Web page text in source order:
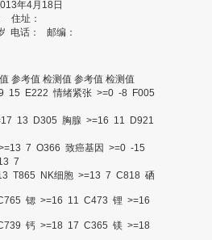
年4月18日
住址：
电话： 邮编：
参考值 检测值 参考值 检测值
15 E222 情绪紧张 >=0 -8 F005
13 D305 胸腺 >=16 11 D921
7 O366 致癌基因 >=0 -15
7
T865 NK细胞 >=13 7 C818 硒
锶 >=16 11 C473 锂 >=16
钙 >=18 17 C365 镁 >=18